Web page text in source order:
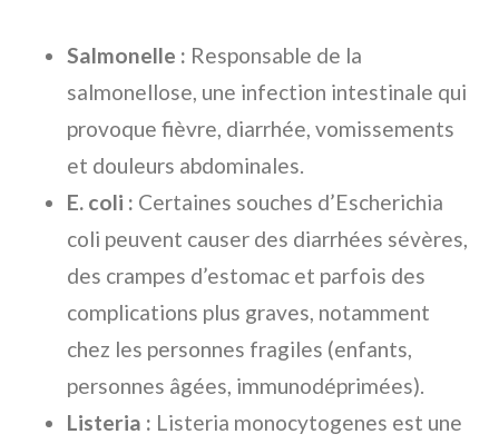
Salmonelle : Responsable de la
salmonellose, une infection intestinale qui
provoque fièvre, diarrhée, vomissements
et douleurs abdominales.
E. coli : Certaines souches d’Escherichia
coli peuvent causer des diarrhées sévères,
des crampes d’estomac et parfois des
complications plus graves, notamment
chez les personnes fragiles (enfants,
personnes âgées, immunodéprimées).
Listeria : Listeria monocytogenes est une